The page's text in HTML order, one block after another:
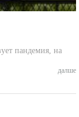
пандемия, на
далше